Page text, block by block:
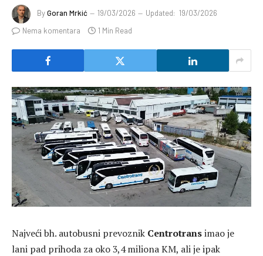
ByGoran Mrkić 19/03/2026 Updated: 19/03/2026
Nema komentara
1 Min Read
Najveći bh. autobusni prevoznik Centrotransimao je
lani pad prihoda za oko 3,4 miliona KM, ali je ipak